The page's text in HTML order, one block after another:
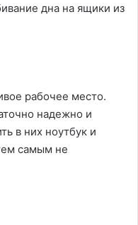
дна на ящики из
рабочее место.
надежно и
в них ноутбук и
самым не